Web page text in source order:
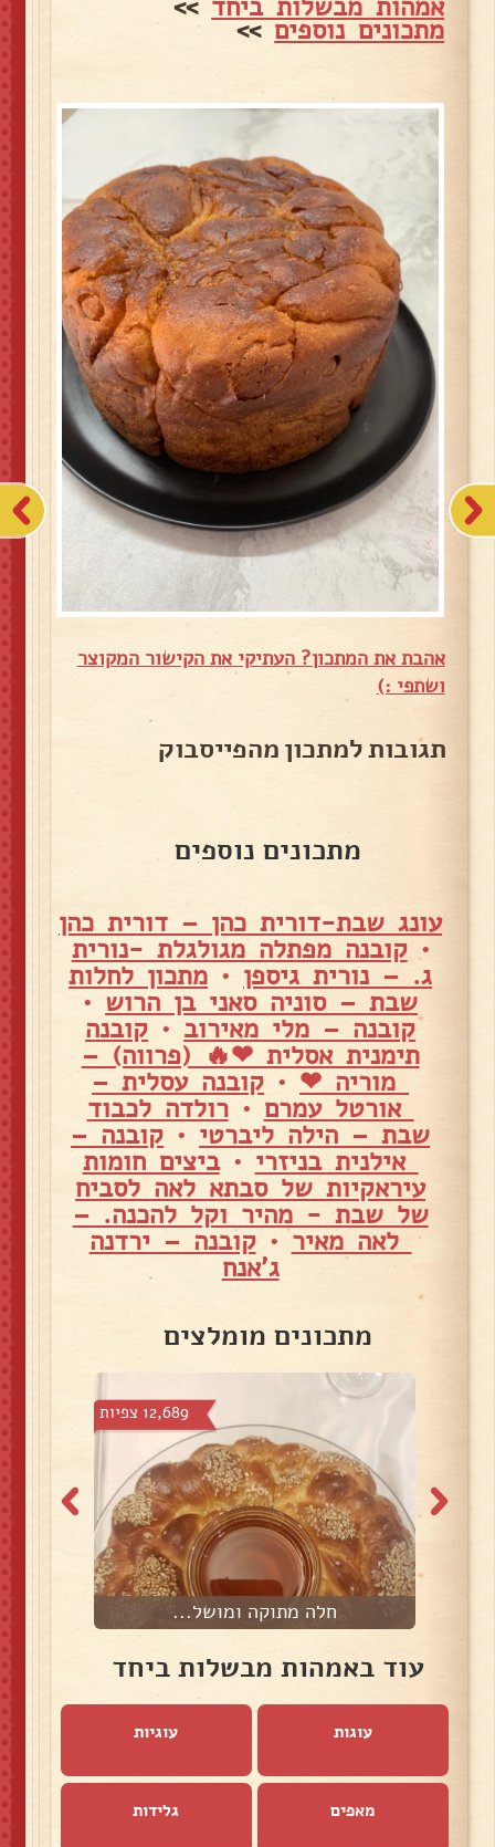
מתכונים נוספים>>
אהבת את המתכון? העתיקי את הקישור המקוצר
ושתפי :)
תגובות למתכון מהפייסבוק
מתכונים נוספים
עונג שבת-דורית כהן – דורית כהן
•קובנה מפתלה מגולגלת -נורית
ג. – נורית גיספן • מתכון לחלות
שבת – סוניה סאני בן הרוש •
קובנה – מלי מאירוב • קובנה
תימנית אסלית ❤🔥 (פרווה) –
מוריה ❤ • קובנה עסלית –
אורטל עמרם •רולדה לכבוד
שבת – הילה ליברטי• קובנה –
אילנית בניזרי •ביצים חומות
עיראקיות של סבתא לאה לסביח
של שבת - מהיר וקל להכנה. –
לאה מאיר•קובנה – ירדנה
ג'אנח
מתכונים מומלצים
12,689 צפיות
חלה מתוקה ומושל...
עוד באמהות מבשלות ביחד
עוגות עוגיות
מאפים גלידות